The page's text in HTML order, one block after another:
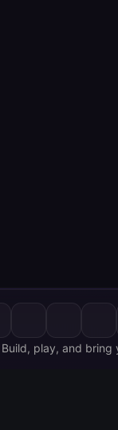
play, and